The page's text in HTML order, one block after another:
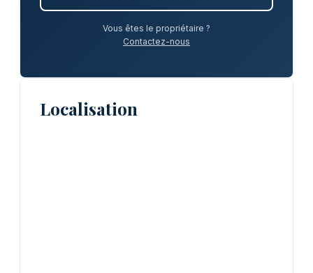
Vous êtes le propriétaire ?
Contactez-nous
Localisation